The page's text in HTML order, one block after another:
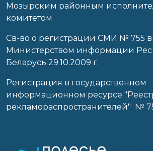
Мозырским районным
комитетом
Св-во о регистрации СМИ № 755
Министерством информации
Беларусь 29.10.2009 г.
Регистрация в государственном
информационном ресурсе
рекламораспространителей" №